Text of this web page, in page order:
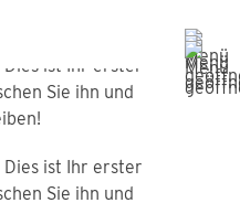
ist Ihr erster
Sie ihn und
Dies ist Ihr erster
Sie ihn und